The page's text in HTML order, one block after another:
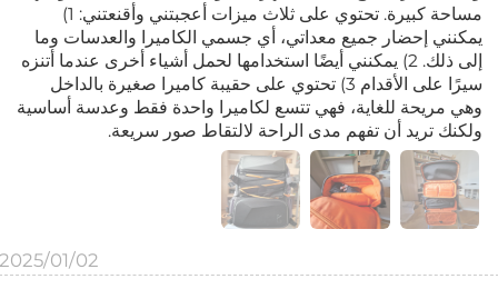
مساحة كبيرة. تحتوي على ثلاث ميزات أعجبتني وأقنعتني: 1)
يمكنني إحضار جميع معداتي، أي جسمي الكاميرا والعدسات وما
إلى ذلك. 2) يمكنني أيضًا استخدامها لحمل أشياء أخرى عندما أتنزه
سيرًا على الأقدام 3) تحتوي على حقيبة كاميرا صغيرة بالداخل
وهي مريحة للغاية، فهي تتسع لكاميرا واحدة فقط وعدسة أساسية
ولكنك تريد أن تفهم مدى الراحة لالتقاط صور سريعة.
2025/01/02